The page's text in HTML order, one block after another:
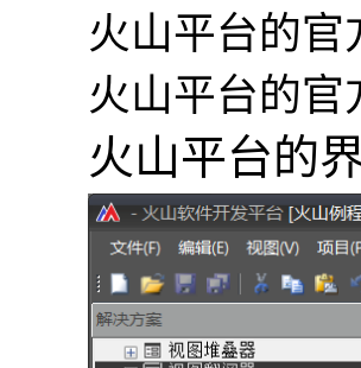
火山平台的官
火山平台的官
火山平台的